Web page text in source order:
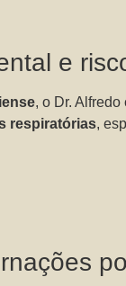
e
, o Dr.
respiratórias,